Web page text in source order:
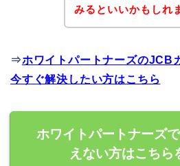
みるといいかもしれ
⇒ホワイトパートナーズのJCB
今すぐ解決したい方はこちら
ホワイトパートナーズ
えない方はこちら